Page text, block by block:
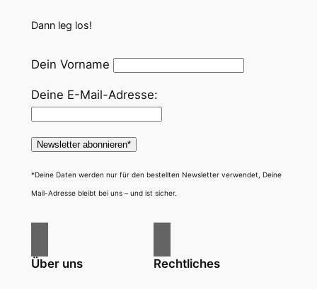
Dann leg los!
Dein Vorname
Deine E-Mail-Adresse:
*Deine Daten werden nur für den bestellten Newsletter verwendet, Deine
Mail-Adresse bleibt bei uns – und ist sicher.
Über uns Rechtliches